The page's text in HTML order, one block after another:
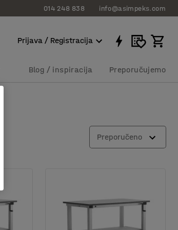
014 248 838 info@asimpeks.com
Prijava / Registracija
Blog / inspiracija Preporučujemo
Preporučeno